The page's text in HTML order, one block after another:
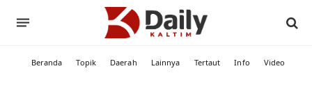
Beranda Topik Daerah Lainnya Tertaut Info Video